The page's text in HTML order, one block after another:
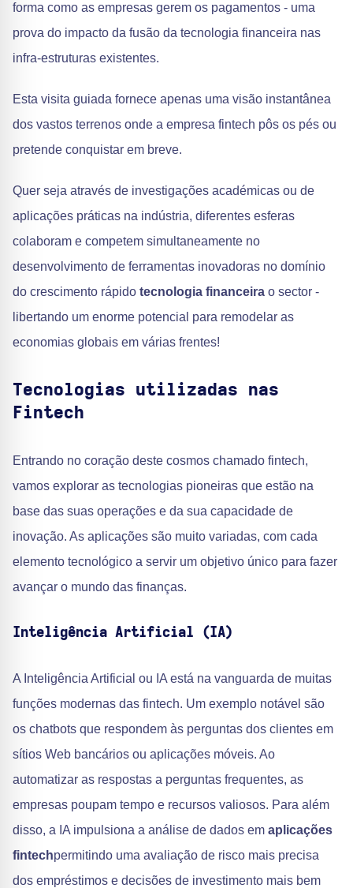
forma como as empresas gerem os pagamentos - uma
prova do impacto da fusão da tecnologia financeira nas
infra-estruturas existentes.
Esta visita guiada fornece apenas uma visão instantânea
dos vastos terrenos onde a empresa fintech pôs os pés ou
pretende conquistar em breve.
Quer seja através de investigações académicas ou de
aplicações práticas na indústria, diferentes esferas
colaboram e competem simultaneamente no
desenvolvimento de ferramentas inovadoras no domínio
do crescimento rápido tecnologia financeira o sector -
libertando um enorme potencial para remodelar as
economias globais em várias frentes!
Tecnologias utilizadas nas
Fintech
Entrando no coração deste cosmos chamado fintech,
vamos explorar as tecnologias pioneiras que estão na
base das suas operações e da sua capacidade de
inovação. As aplicações são muito variadas, com cada
elemento tecnológico a servir um objetivo único para fazer
avançar o mundo das finanças.
Inteligência Artificial (IA)
A Inteligência Artificial ou IA está na vanguarda de muitas
funções modernas das fintech. Um exemplo notável são
os chatbots que respondem às perguntas dos clientes em
sítios Web bancários ou aplicações móveis. Ao
automatizar as respostas a perguntas frequentes, as
empresas poupam tempo e recursos valiosos. Para além
disso, a IA impulsiona a análise de dados em aplicações
fintechpermitindo uma avaliação de risco mais precisa
dos empréstimos e decisões de investimento mais bem